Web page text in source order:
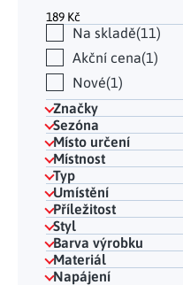
189 Kč
Na skladě 11
Akční cena 1
Nové 1
Značky
Sezóna
Místo určení
Místnost
Typ
Umístění
Příležitost
Styl
Barva výrobku
Materiál
Napájení